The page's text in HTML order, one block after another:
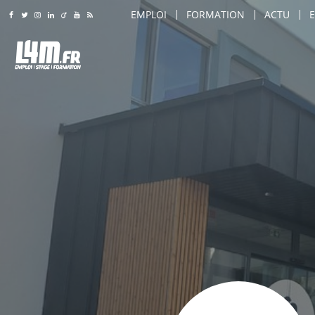
Retrouvez tous nos flux RSS
EMPLOI
ROUBAIX
VILLENEUVE D'ASCQ
COMPIÈGNE
WATTRELOS
MARCQ-EN-BAROEUL
AGENT DE SÉCURITÉ
AGENT DE SÉCURITÉ INCENDIE
CHEF DE LIGNE
CONDUITE DE MACHINES /
CONSEILLER DE VENTE
MAINTENANCE
MANUTENTION / EMBALLAGE
TOURCOING
DUNKERQUE
VILLENEUVE D'ASCQ
BEAUVAIS
FORMATION
AMIENS
VILLENEUVE D'ASCQ
BEAUVAIS
ARRAS
DOUAI
COMPIÈGNE
WATTRELOS
ARTS & SAVOIR-FAIRE
CONSEILLER DE VENTE
DIRECTEUR DE MAGASIN
DIRECTEUR DES VENTES
ENSEIGNANT /
ESTHÉTICIEN
ACTU